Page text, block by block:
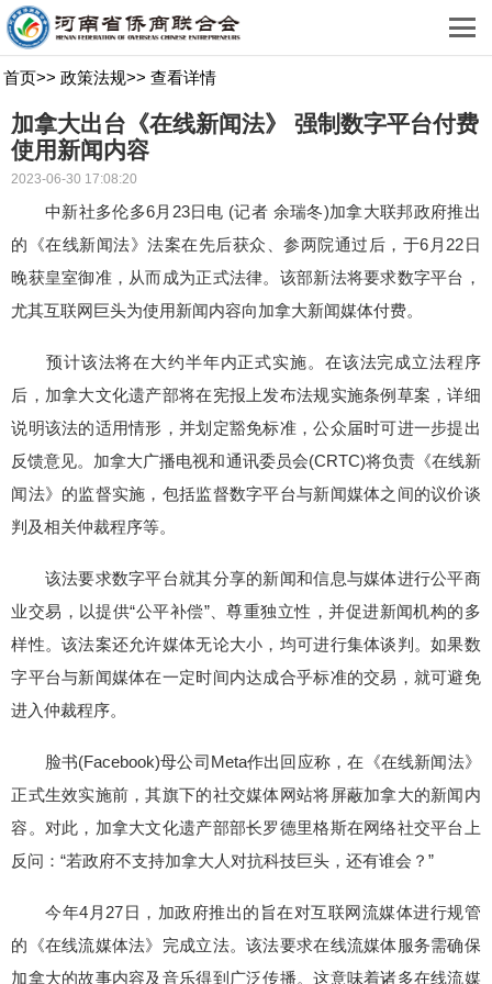
首页>> 政策法规>> 查看详情
加拿大出台《在线新闻法》 强制数字平台付费
使用新闻内容
2023-06-30 17:08:20
中新社多伦多6月23日电 (记者 余瑞冬)加拿大联邦政府推出
的《在线新闻法》法案在先后获众、参两院通过后，于6月22日
晚获皇室御准，从而成为正式法律。该部新法将要求数字平台，
尤其互联网巨头为使用新闻内容向加拿大新闻媒体付费。
预计该法将在大约半年内正式实施。在该法完成立法程序
后，加拿大文化遗产部将在宪报上发布法规实施条例草案，详细
说明该法的适用情形，并划定豁免标准，公众届时可进一步提出
反馈意见。加拿大广播电视和通讯委员会(CRTC)将负责《在线新
闻法》的监督实施，包括监督数字平台与新闻媒体之间的议价谈
判及相关仲裁程序等。
该法要求数字平台就其分享的新闻和信息与媒体进行公平商
业交易，以提供“公平补偿”、尊重独立性，并促进新闻机构的多
样性。该法案还允许媒体无论大小，均可进行集体谈判。如果数
字平台与新闻媒体在一定时间内达成合乎标准的交易，就可避免
进入仲裁程序。
脸书(Facebook)母公司Meta作出回应称，在《在线新闻法》
正式生效实施前，其旗下的社交媒体网站将屏蔽加拿大的新闻内
容。对此，加拿大文化遗产部部长罗德里格斯在网络社交平台上
反问：“若政府不支持加拿大人对抗科技巨头，还有谁会？”
今年4月27日，加政府推出的旨在对互联网流媒体进行规管
的《在线流媒体法》完成立法。该法要求在线流媒体服务需确保
加拿大的故事内容及音乐得到广泛传播。这意味着诸多在线流媒